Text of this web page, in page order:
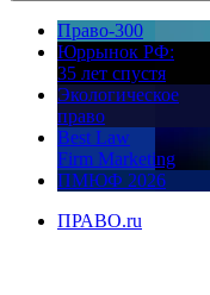
Право-300
Юррынок РФ:
35 лет спустя
Экологическое
право
Best Law
Firm Marketing
ПМЮФ 2026
ПРАВО.ru